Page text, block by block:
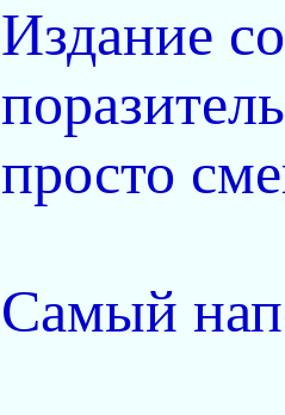
Издание
просто
Самый